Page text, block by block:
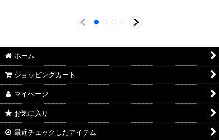
ホーム
ショッピングカート
マイページ
お気に入り
最近チェックしたアイテム